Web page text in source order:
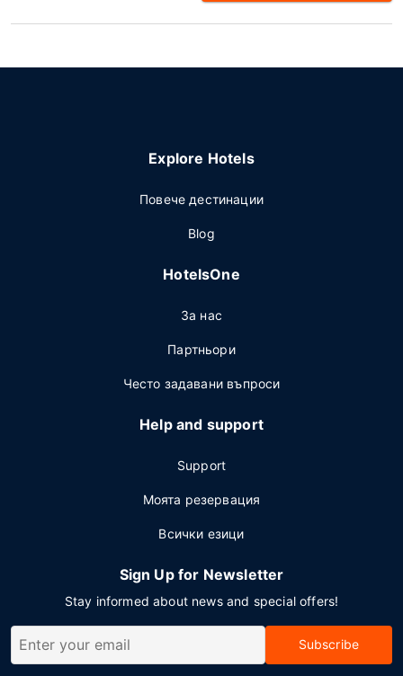
Explore Hotels
Повече дестинации
Blog
HotelsOne
За нас
Партньори
Често задавани въпроси
Help and support
Support
Моята резервация
Всички езици
Sign Up for Newsletter
Stay informed about news and special offers!
Subscribe